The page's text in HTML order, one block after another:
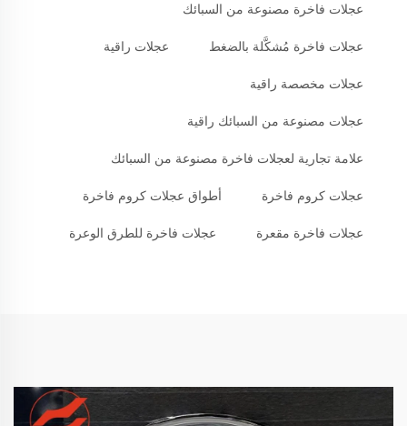
عجلات فاخرة مصنوعة من السبائك
عجلات فاخرة مُشكَّلة بالضغط عجلات راقية
عجلات مخصصة راقية
عجلات مصنوعة من السبائك راقية
علامة تجارية لعجلات فاخرة مصنوعة من السبائك
عجلات كروم فاخرة أطواق عجلات كروم فاخرة
عجلات فاخرة مقعرة عجلات فاخرة للطرق الوعرة